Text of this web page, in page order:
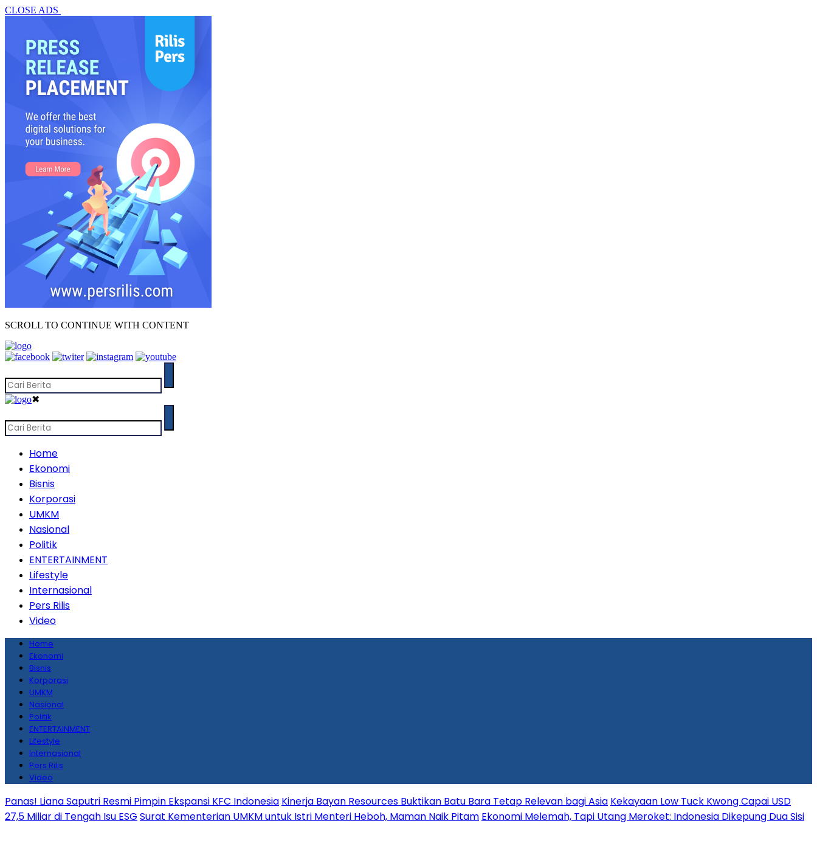
CLOSE ADS
SCROLL TO CONTINUE WITH CONTENT
✖
Home
Ekonomi
Bisnis
Korporasi
UMKM
Nasional
Politik
ENTERTAINMENT
Lifestyle
Internasional
Pers Rilis
Video
Home
Ekonomi
Bisnis
Korporasi
UMKM
Nasional
Politik
ENTERTAINMENT
Lifestyle
Internasional
Pers Rilis
Video
Panas! Liana Saputri Resmi Pimpin Ekspansi KFC Indonesia Kinerja Bayan Resources Buktikan Batu Bara Tetap Relevan bagi Asia Kekayaan Low Tuck Kwong Capai USD
27,5 Miliar di Tengah Isu ESG Surat Kementerian UMKM untuk Istri Menteri Heboh, Maman Naik Pitam Ekonomi Melemah, Tapi Utang Meroket: Indonesia Dikepung Dua Sisi